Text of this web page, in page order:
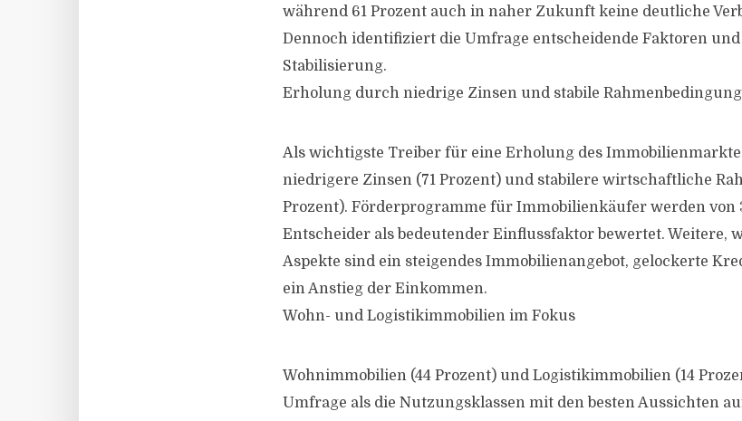
während 61 Prozent auch in naher Zukunft keine deutliche
Dennoch identifiziert die Umfrage entscheidende Faktoren
Stabilisierung.
Erholung durch niedrige Zinsen und stabile
Als wichtigste Treiber für eine Erholung des
niedrigere Zinsen (71 Prozent) und stabilere wirtschaftliche
Prozent). Förderprogramme für Immobilienkäufer werden von
Entscheider als bedeutender Einflussfaktor bewertet. Weitere,
Aspekte sind ein steigendes Immobilienangebot, gelockerte
ein Anstieg der Einkommen.
Wohn- und Logistikimmobilien im Fokus
Wohnimmobilien (44 Prozent) und Logistikimmobilien (14
Umfrage als die Nutzungsklassen mit den besten Aussichten